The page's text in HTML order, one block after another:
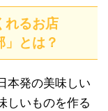
れるお店
」とは？
本発の美味しい
しいものを作る